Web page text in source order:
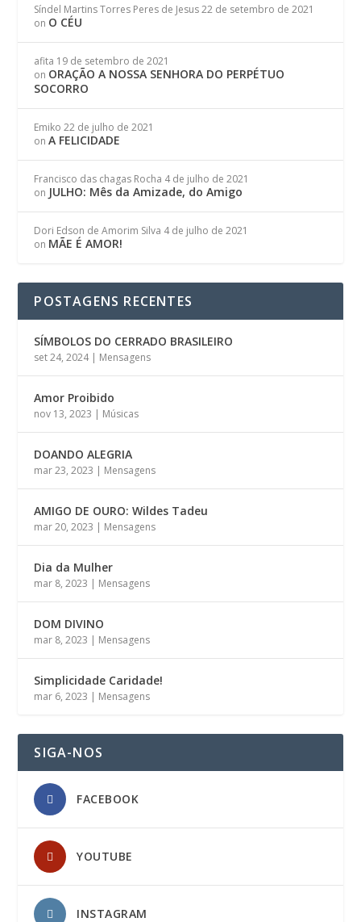
Síndel Martins Torres Peres de Jesus 22 de setembro de 2021
on O CÉU
afita 19 de setembro de 2021
on ORAÇÃO A NOSSA SENHORA DO PERPÉTUO
SOCORRO
Emiko 22 de julho de 2021
onA FELICIDADE
Francisco das chagas Rocha 4 de julho de 2021
on JULHO: Mês da Amizade, do Amigo
Dori Edson de Amorim Silva 4 de julho de 2021
on MÃE É AMOR!
POSTAGENS RECENTES
SÍMBOLOS DO CERRADO BRASILEIRO
set 24, 2024| Mensagens
Amor Proibido
nov 13, 2023 | Músicas
DOANDO ALEGRIA
mar 23, 2023 | Mensagens
AMIGO DE OURO: Wildes Tadeu
mar 20, 2023 | Mensagens
Dia da Mulher
mar 8, 2023 | Mensagens
DOM DIVINO
mar 8, 2023 | Mensagens
Simplicidade Caridade!
mar 6, 2023 | Mensagens
SIGA-NOS
FACEBOOK
YOUTUBE
INSTAGRAM